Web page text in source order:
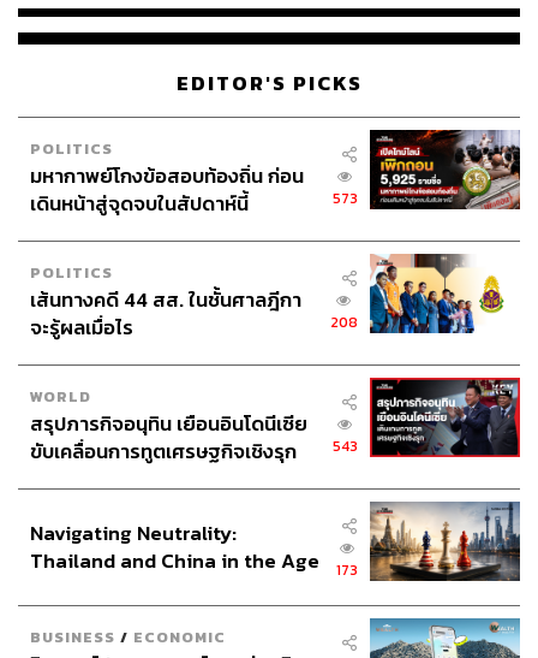
EDITOR'S PICKS
POLITICS
มหากาพย์โกงข้อสอบท้องถิ่น ก่อน
เดินหน้าสู่จุดจบในสัปดาห์นี้
573
POLITICS
เส้นทางคดี 44 สส. ในชั้นศาลฎีกา
จะรู้ผลเมื่อไร
208
WORLD
สรุปภารกิจอนุทิน เยือนอินโดนีเซีย
ขับเคลื่อนการทูตเศรษฐกิจเชิงรุก
543
Navigating Neutrality:
Thailand and China in the Age
173
BUSINESS / ECONOMIC